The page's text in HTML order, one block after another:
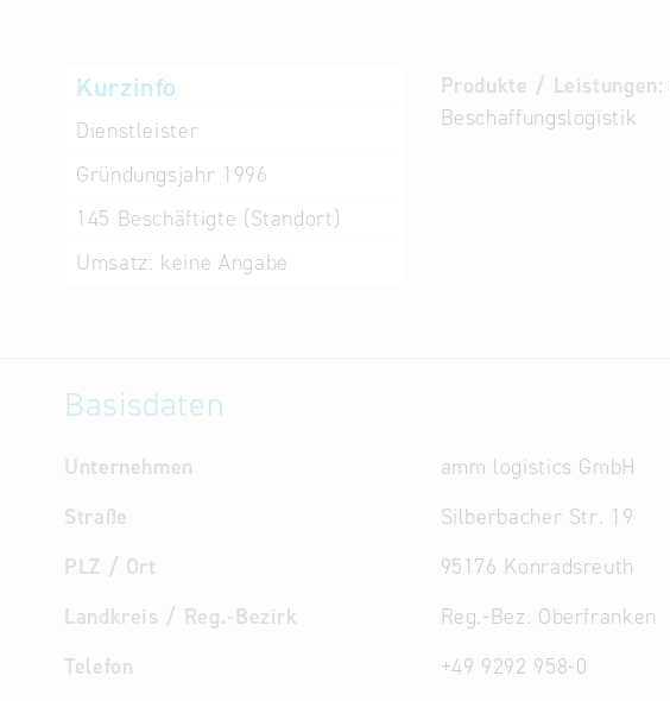
Kurzinfo
Dienstleister
Gründungsjahr 1996
145 Beschäftigte (Standort)
Umsatz: keine Angabe
Produkte / Leistungen:
Beschaffungslogistik
Basisdaten
Unternehmen
amm logistics GmbH
Straße
Silberbacher Str. 19
PLZ / Ort
95176 Konradsreuth
Landkreis / Reg.-Bezirk
Reg.-Bez. Oberfranken
Telefon
+49 9292 958-0